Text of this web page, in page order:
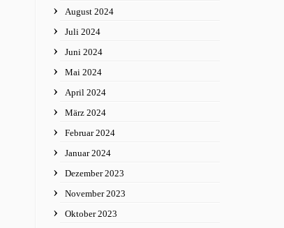
August 2024
Juli 2024
Juni 2024
Mai 2024
April 2024
März 2024
Februar 2024
Januar 2024
Dezember 2023
November 2023
Oktober 2023